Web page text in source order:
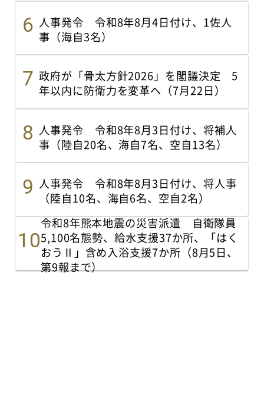
人事発令 令和8年8月4日付け、1佐人
事（海自3名）
政府が「骨太方針2026」を閣議決定 5
年以内に防衛力を変革へ（7月22日）
人事発令 令和8年8月3日付け、将補人
事（陸自20名、海自7名、空自13名）
人事発令 令和8年8月3日付け、将人事
（陸自10名、海自6名、空自2名）
令和8年熊本地震の災害派遣 自衛隊員
5,100名態勢、給水支援37か所、「はく
おうⅡ」含め入浴支援7か所（8月5日、
第9報まで）